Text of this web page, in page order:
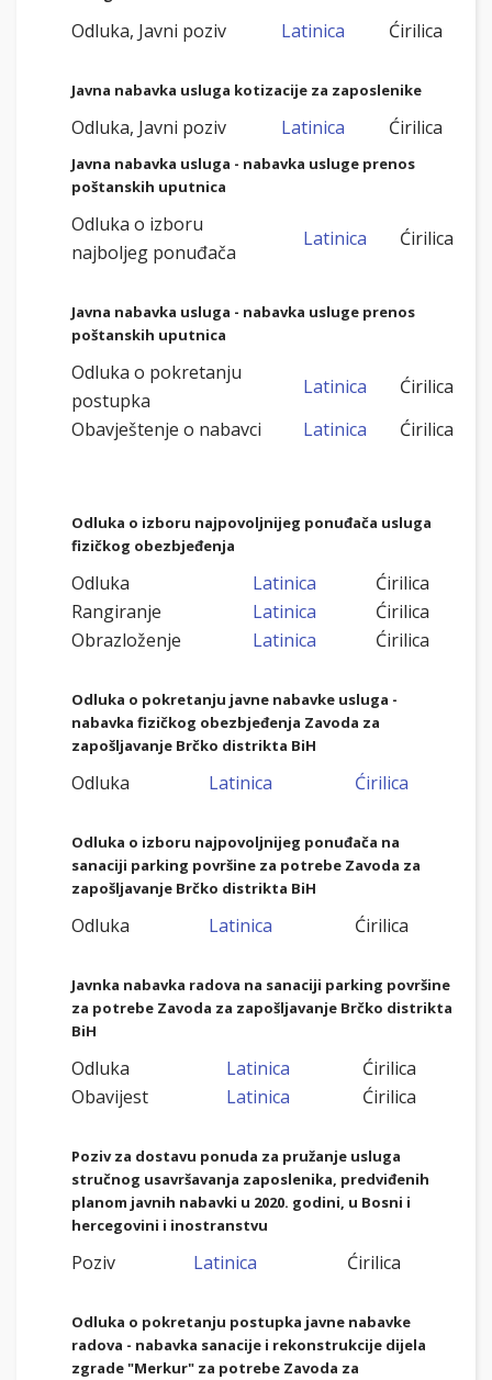
Odluka, Javni poziv Latinica Ćirilica
Javna nabavka usluga kotizacije za zaposlenike
Odluka, Javni poziv Latinica Ćirilica
Javna nabavka usluga - nabavka usluge prenos
poštanskih uputnica
Odluka o izboru
najboljeg ponuđača
Latinica Ćirilica
Javna nabavka usluga - nabavka usluge prenos
poštanskih uputnica
Odluka o pokretanju
postupka
Latinica
Ćirilica
Obavještenje o nabavci
Latinica Ćirilica
Odluka o izboru najpovoljnijeg ponuđača usluga
fizičkog obezbjeđenja
Odluka Latinica
Ćirilica
Rangiranje
Latinica
Ćirilica
Obrazloženje
Latinica Ćirilica
Odluka o pokretanju javne nabavke usluga -
nabavka fizičkog obezbjeđenja Zavoda za
zapošljavanje Brčko distrikta BiH
Odluka Latinica Ćirilica
Odluka o izboru najpovoljnijeg ponuđača na
sanaciji parking površine za potrebe Zavoda za
zapošljavanje Brčko distrikta BiH
Odluka Latinica Ćirilica
Javnka nabavka radova na sanaciji parking površine
za potrebe Zavoda za zapošljavanje Brčko distrikta
BiH
Odluka Latinica
Ćirilica
Obavijest
Latinica Ćirilica
Poziv za dostavu ponuda za pružanje usluga
stručnog usavršavanja zaposlenika, predviđenih
planom javnih nabavki u 2020. godini, u Bosni i
hercegovini i inostranstvu
Poziv Latinica Ćirilica
Odluka o pokretanju postupka javne nabavke
radova - nabavka sanacije i rekonstrukcije dijela
zgrade "Merkur" za potrebe Zavoda za